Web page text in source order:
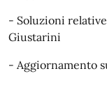
- Soluzioni
Giustarini
- Aggiornamento